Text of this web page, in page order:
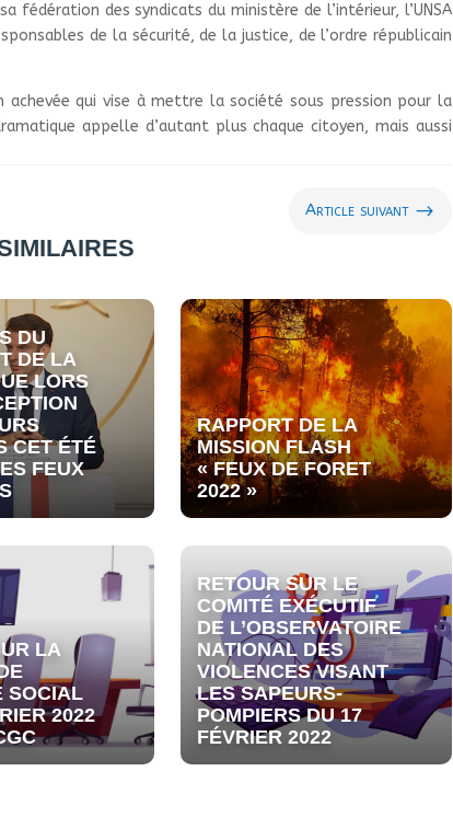
fédération des syndicats du ministère de l’intérieur, l’UNSA
de la sécurité, de la justice, de l’ordre républicain
qui vise à mettre la société sous pression pour la
appelle d’autant plus chaque citoyen, mais aussi
Article suivant $
DU
DE LA
LORS
CET ÉTÉ
FEUX
RAPPORT DE LA
MISSION FLASH
« FEUX DE FORET
2022 »
LA
SOCIAL
2022
RETOUR SUR LE
COMITÉ EXÉCUTIF
DE L’OBSERVATOIRE
NATIONAL DES
VIOLENCES VISANT
LES SAPEURS-
POMPIERS DU 17
FÉVRIER 2022